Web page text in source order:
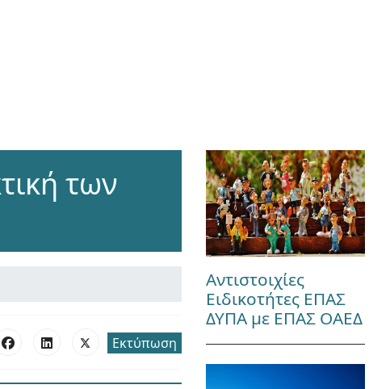
των
Εκτύπωση
Αντιστοιχίες
Ειδικοτήτες ΕΠΑΣ
ΔΥΠΑ με ΕΠΑΣ ΟΑΕΔ